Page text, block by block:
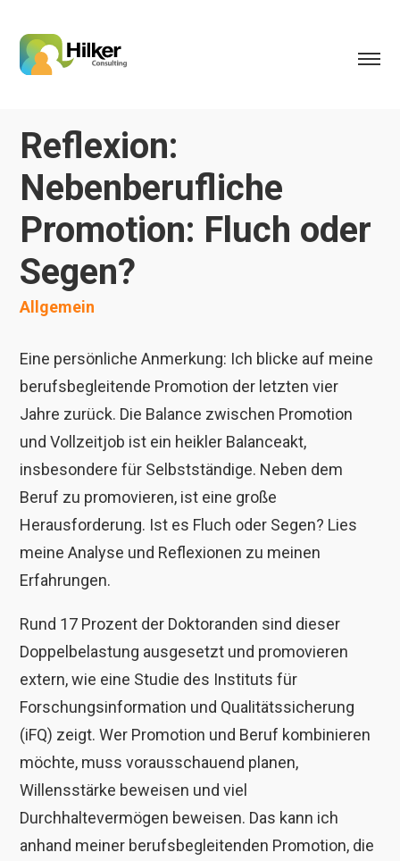
Reflexion:
Nebenberufliche
Promotion: Fluch oder
Segen?
Allgemein
Eine persönliche Anmerkung: Ich blicke auf meine
berufsbegleitende Promotion der letzten vier
Jahre zurück. Die Balance zwischen Promotion
und Vollzeitjob ist ein heikler Balanceakt,
insbesondere für Selbstständige. Neben dem
Beruf zu promovieren, ist eine große
Herausforderung. Ist es Fluch oder Segen? Lies
meine Analyse und Reflexionen zu meinen
Erfahrungen.
Rund 17 Prozent der Doktoranden sind dieser
Doppelbelastung ausgesetzt und promovieren
extern, wie eine Studie des Instituts für
Forschungsinformation und Qualitätssicherung
(iFQ) zeigt. Wer Promotion und Beruf kombinieren
möchte, muss vorausschauend planen,
Willensstärke beweisen und viel
Durchhaltevermögen beweisen. Das kann ich
anhand meiner berufsbegleitenden Promotion, die